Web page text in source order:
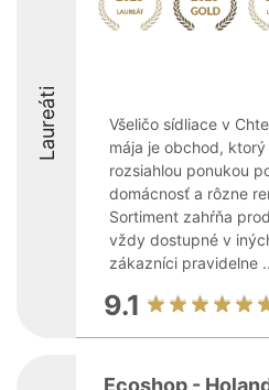
Laureáti
Všeličo sídliace v
mája je obchod,
rozsiahlou ponukou
domácnosť a rôzne
Sortiment zahŕňa
vždy dostupné v
zákazníci pravidelne
9.1
Ecoshop -